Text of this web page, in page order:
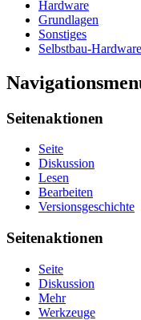
Hardware
Grundlagen
Sonstiges
Selbstbau-Hardware
Seitenaktionen
Seite
Diskussion
Lesen
Bearbeiten
Versionsgeschichte
Seitenaktionen
Seite
Diskussion
Mehr
Werkzeuge